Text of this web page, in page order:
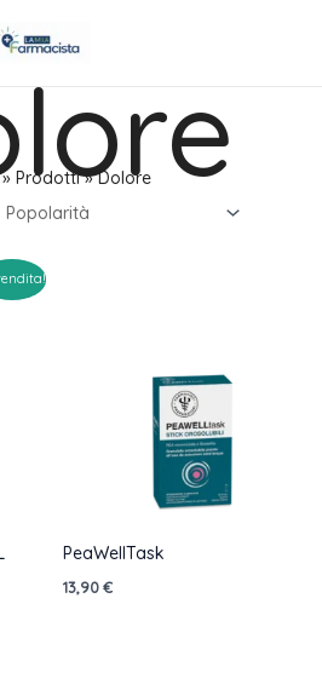
Prodotti
Dolore
Popolarità
PeaWellTask
13,90€